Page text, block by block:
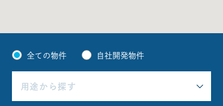
全ての物件 自社開発物件